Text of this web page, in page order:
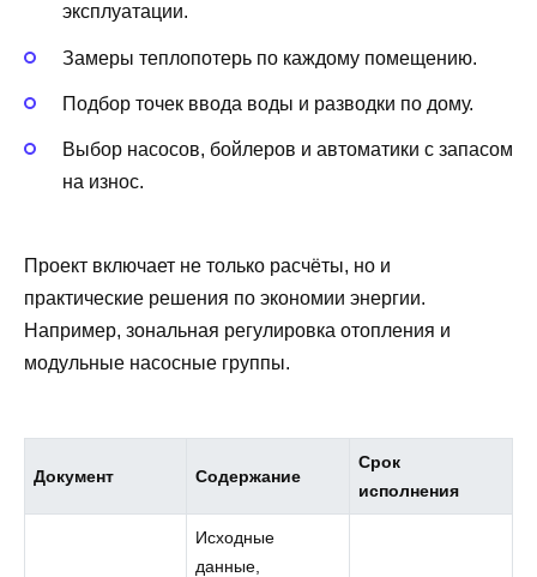
эксплуатации.
Замеры теплопотерь по каждому помещению.
Подбор точек ввода воды и разводки по дому.
Выбор насосов, бойлеров и автоматики с запасом
на износ.
Проект включает не только расчёты, но и
практические решения по экономии энергии.
Например, зональная регулировка отопления и
модульные насосные группы.
Документ Содержание
Срок
исполнения
Исходные
данные,